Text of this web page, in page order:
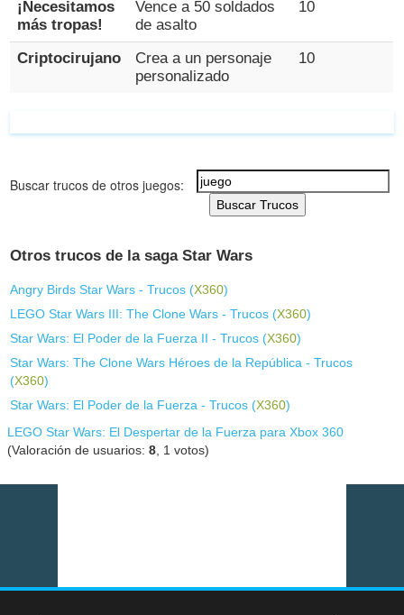
¡Necesitamos
más tropas!
Vence a 50 soldados
de asalto
10
Criptocirujano
Crea a un personaje
personalizado
10
Buscar trucos de otros juegos:
Buscar Trucos
Otros trucos de la saga Star Wars
Angry Birds Star Wars - Trucos (X360)
LEGO Star Wars III: The Clone Wars - Trucos (X360)
Star Wars: El Poder de la Fuerza II - Trucos (X360)
Star Wars: The Clone Wars Héroes de la República - Trucos
(X360)
Star Wars: El Poder de la Fuerza - Trucos (X360)
LEGO Star Wars: El Despertar de la Fuerza para Xbox 360
(Valoración de usuarios:8, 1 votos)